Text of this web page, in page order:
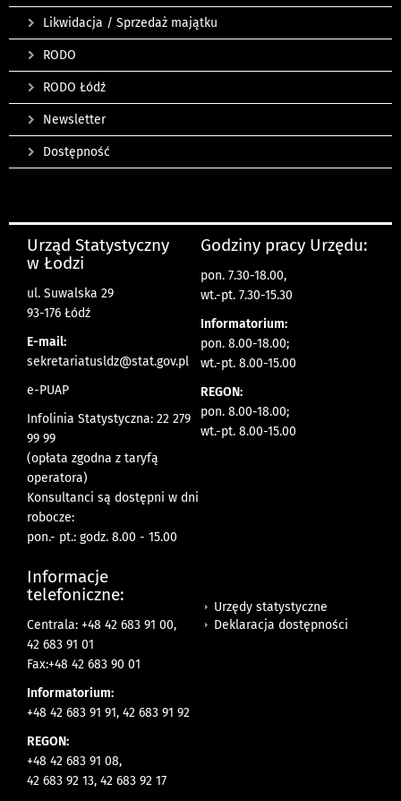
Likwidacja / Sprzedaż majątku
RODO
RODO Łódź
Newsletter
Dostępność
Urząd Statystyczny
w Łodzi
ul. Suwalska 29
93-176 Łódź
E-mail:
sekretariatusldz@stat.gov.pl
e-PUAP
Infolinia Statystyczna: 22 279
99 99
(opłata zgodna z taryfą
operatora)
Konsultanci są dostępni w dni
robocze:
pon.- pt.: godz. 8.00 - 15.00
Godziny pracy Urzędu:
pon. 7.30-18.00,
wt.-pt. 7.30-15.30
Informatorium:
pon. 8.00-18.00;
wt.-pt. 8.00-15.00
REGON:
pon. 8.00-18.00;
wt.-pt. 8.00-15.00
Informacje
telefoniczne:
Centrala: +48 42 683 91 00,
42 683 91 01
Fax:+48 42 683 90 01
Informatorium:
+48 42 683 91 91, 42 683 91 92
REGON:
+48 42 683 91 08,
42 683 92 13, 42 683 92 17
Urzędy statystyczne
Deklaracja dostępności